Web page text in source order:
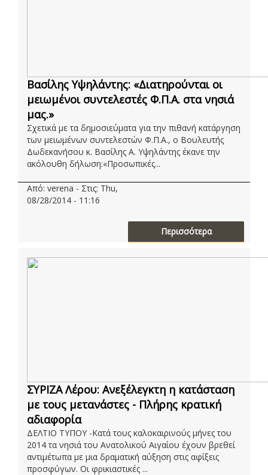
Βασίλης Υψηλάντης: «Διατηρούνται οι
μειωμένοι συντελεστές Φ.Π.Α. στα νησιά
μας.»
Σχετικά με τα δημοσιεύματα για την πιθανή κατάργηση
των μειωμένων συντελεστών Φ.Π.Α., ο Βουλευτής
Δωδεκανήσου κ. Βασίλης Α. Υψηλάντης έκανε την
ακόλουθη δήλωση:«Προσωπικές...
Από: verena - Στις: Thu,
08/28/2014 - 11:16
Περισσότερα
ΣΥΡΙΖΑ Λέρου: Ανεξέλεγκτη η κατάσταση
με τους μετανάστες - Πλήρης κρατική
αδιαφορία
ΔΕΛΤΙΟ ΤΥΠΟΥ -Κατά τους καλοκαιρινούς μήνες του
2014 τα νησιά του Ανατολικού Αιγαίου έχουν βρεθεί
αντιμέτωπα με μια δραματική αύξηση στις αφίξεις
προσφύγων. Οι φρικιαστικές ...